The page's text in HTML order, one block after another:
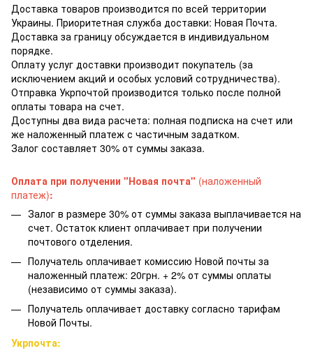
Доставка товаров производится по всей территории
Украины. Приоритетная служба доставки: Новая Почта.
Доставка за границу обсуждается в индивидуальном
порядке.
Оплату услуг доставки производит покупатель (за
исключением акций и особых условий сотрудничества).
Отправка Укрпочтой производится только после полной
оплаты товара на счет.
Доступны два вида расчета: полная подписка на счет или
же наложенный платеж с частичным задатком.
Залог составляет 30% от суммы заказа.
Оплата при получении "Новая почта" (наложенный
платеж):
Залог в размере 30% от суммы заказа выплачивается на
счет. Остаток клиент оплачивает при получении
почтового отделения.
Получатель оплачивает комиссию Новой почты за
наложенный платеж: 20грн. + 2% от суммы оплаты
(независимо от суммы заказа).
Получатель оплачивает доставку согласно тарифам
Новой Почты.
Укрпочта: